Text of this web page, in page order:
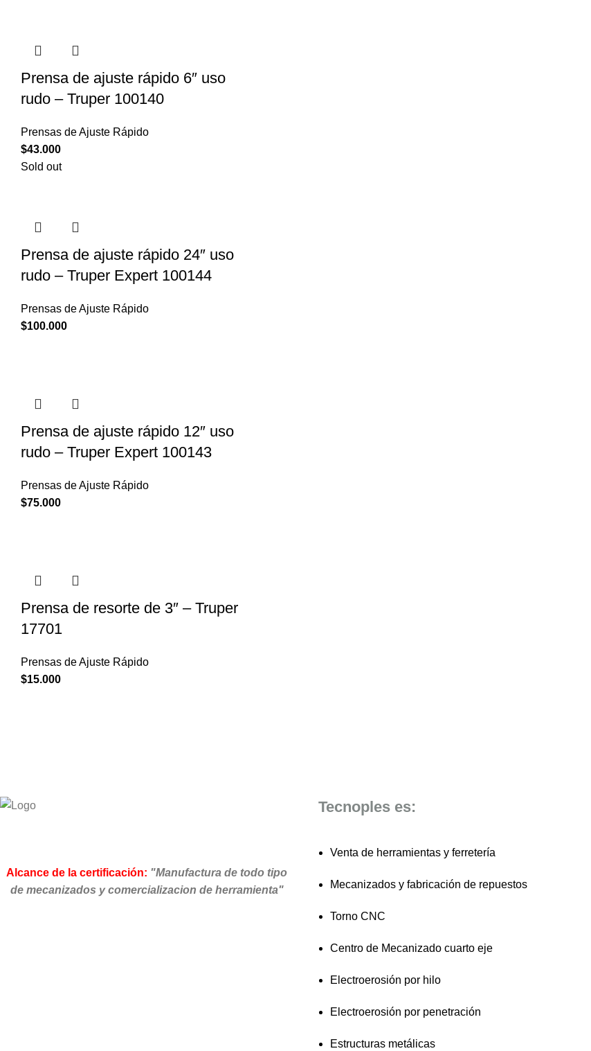
Prensa de ajuste rápido 6″ uso
rudo – Truper 100140
Prensas de Ajuste Rápido
$43.000
Sold out
Prensa de ajuste rápido 24″ uso
rudo – Truper Expert 100144
Prensas de Ajuste Rápido
$100.000
Prensa de ajuste rápido 12″ uso
rudo – Truper Expert 100143
Prensas de Ajuste Rápido
$75.000
Prensa de resorte de 3″ – Truper
17701
Prensas de Ajuste Rápido
$15.000
Alcance de la certificación: "Manufactura de todo tipo
de mecanizados y comercializacion de herramienta"
Tecnoples es:
Venta de herramientas y ferretería
Mecanizados y fabricación de repuestos
Torno CNC
Centro de Mecanizado cuarto eje
Electroerosión por hilo
Electroerosión por penetración
Estructuras metálicas